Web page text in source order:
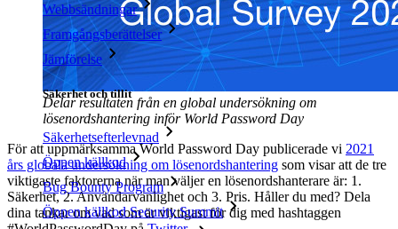
Webbsändningar
Framgångsberättelser
Jämförelse
Säkerhet och tillit
Säkerhetsefterlevnad
Öppen källkod
Bug Bounty Program
Öppen källkod Security Summit
Delar resultaten från en global undersökning om
lösenordshantering inför World Password Day
För att uppmärksamma World Password Day publicerade vi 2021
års globala undersökning om lösenordshantering som visar att de tre
viktigaste faktorerna när man väljer en lösenordshanterare är: 1.
Säkerhet, 2. Användarvänlighet och 3. Pris. Håller du med? Dela
dina tankar om vad som är viktigast för dig med hashtaggen